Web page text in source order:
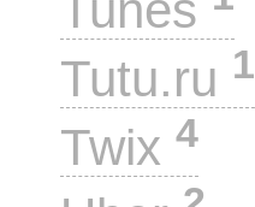
Tutu.ru 1
Twix 4